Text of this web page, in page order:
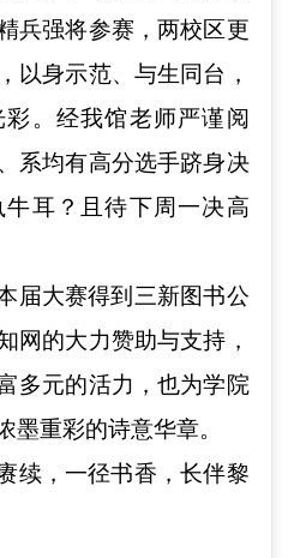
兵强将参赛，两校区更
以身示范、与生同台，
。经我馆老师严谨阅
系均有高分选手跻身决
耳？且待下周一决高
届大赛得到三新图书公
网的大力赞助与支持，
多元的活力，也为学院
墨重彩的诗意华章。
续，一径书香，长伴黎